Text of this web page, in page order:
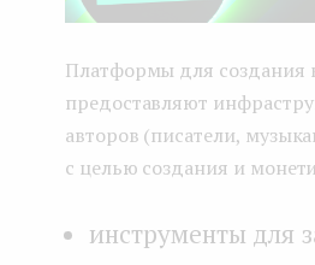
Платформы для создания
предоставляют
авторов (писатели,
с целью создания и
инструменты для